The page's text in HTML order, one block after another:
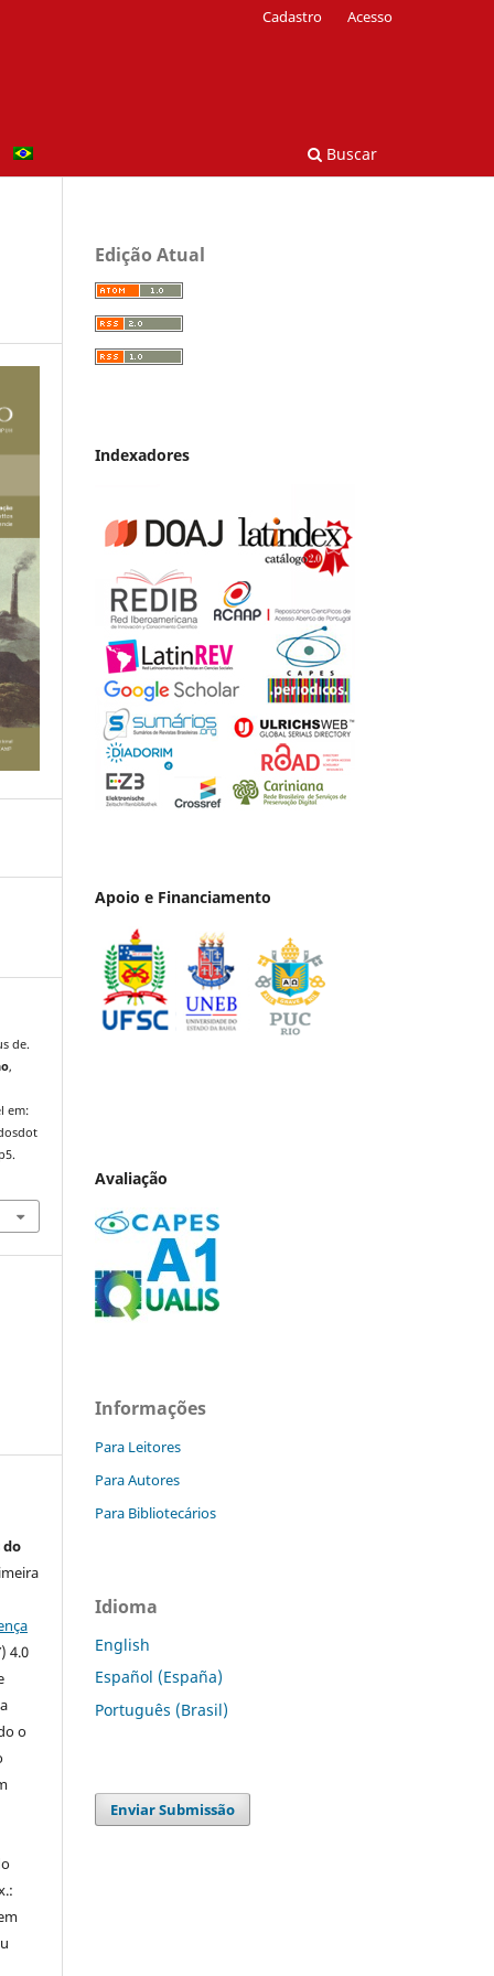
Buscar
Cadastro Acesso
de.
,
em:
do
4.0
o
Edição Atual
Indexadores
Apoio e Financiamento
Avaliação
Informações
Para Leitores
Para Autores
Para Bibliotecários
Idioma
English
Español (España)
Português (Brasil)
Enviar Submissão